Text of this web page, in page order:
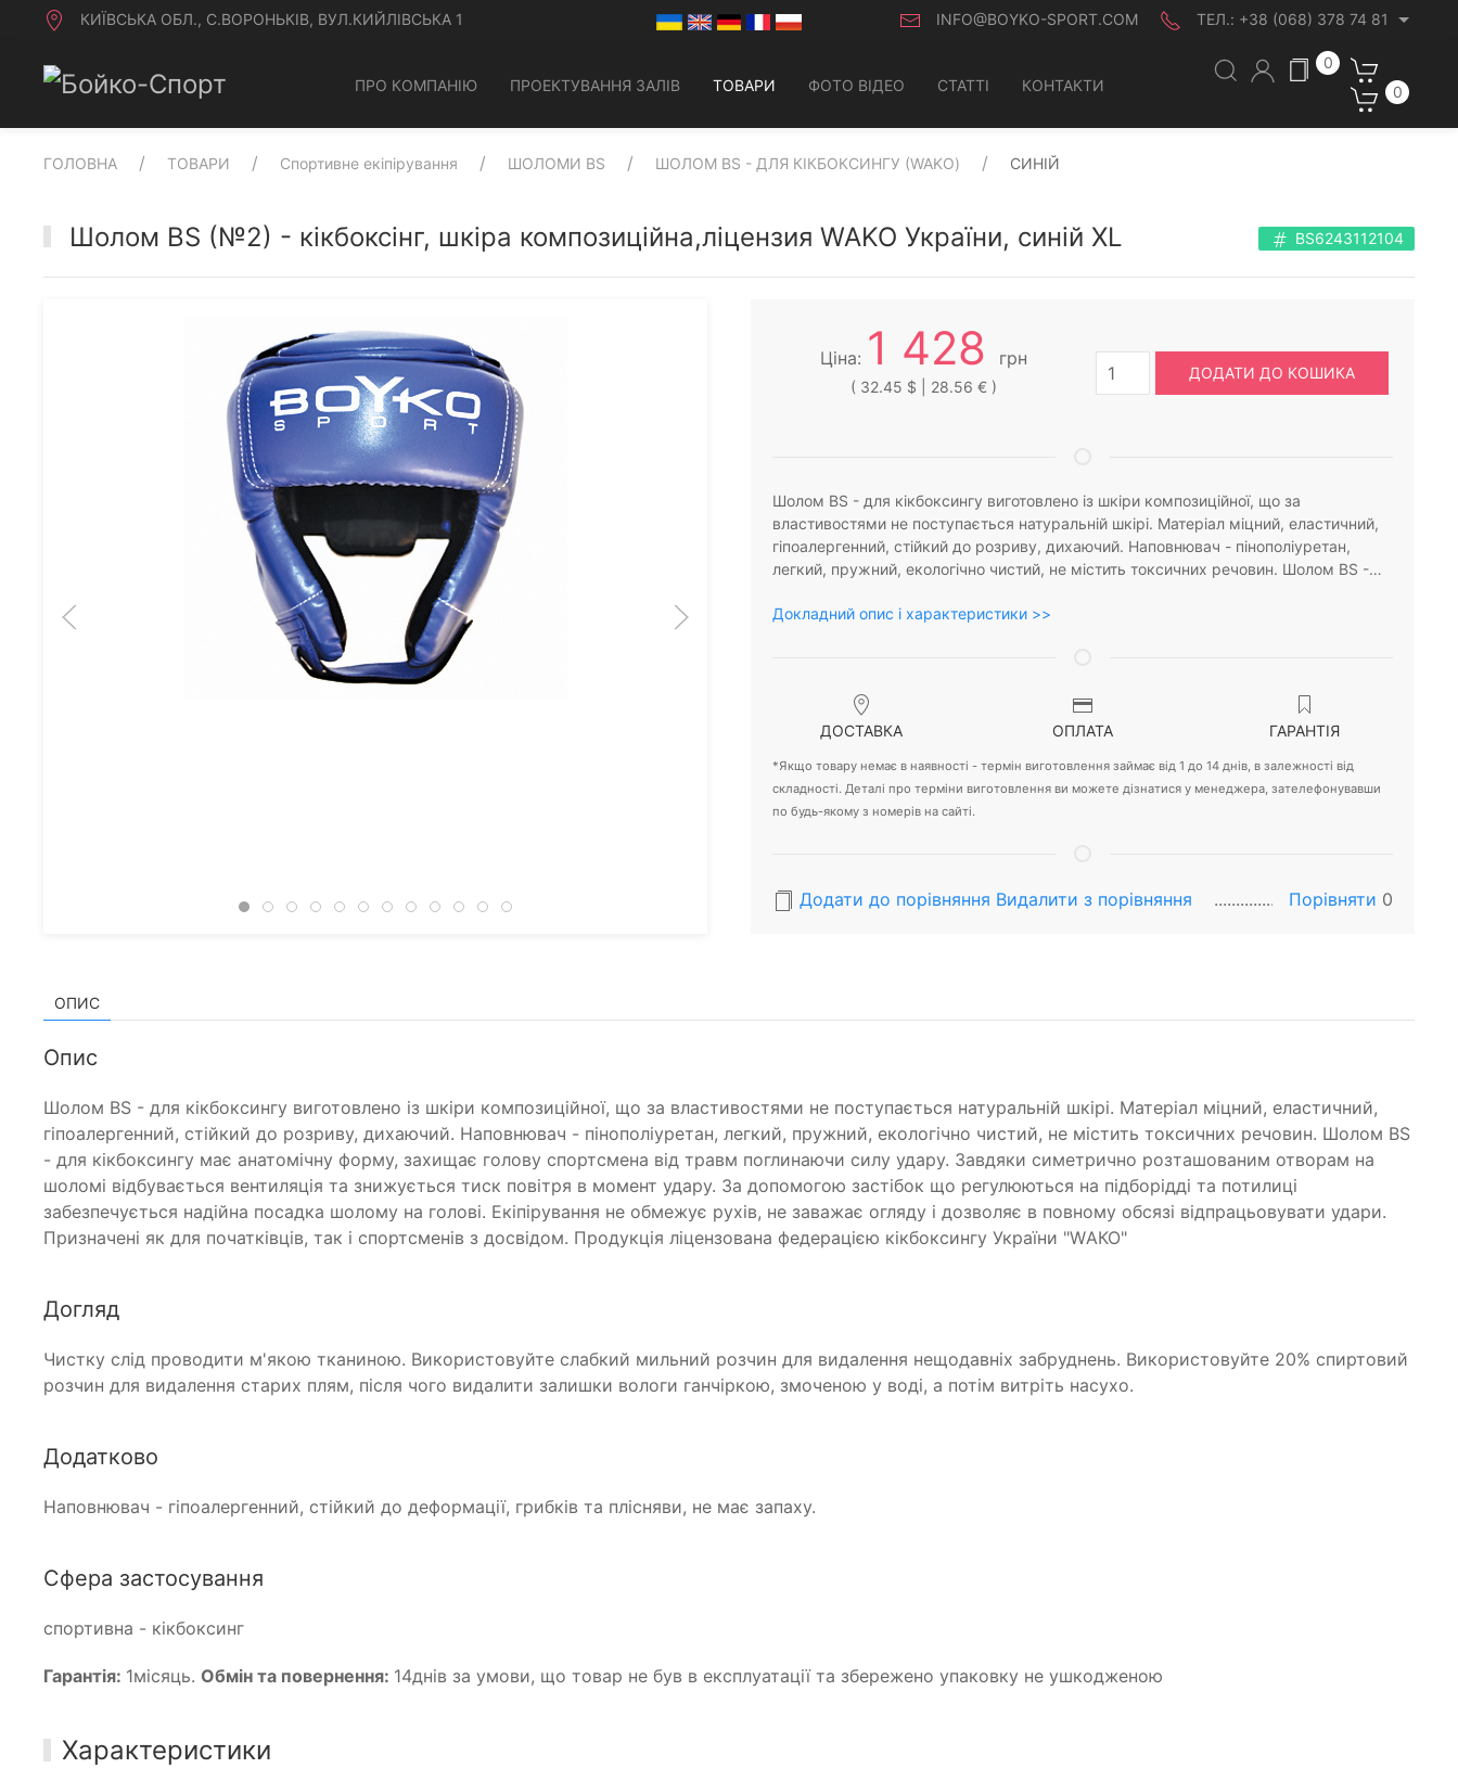
КИЇВСЬКА ОБЛ., С.ВОРОНЬКІВ, ВУЛ.КИЙЛІВСЬКА 1 INFO@BOYKO-SPORT.COM ТЕЛ.: +38 (068) 378 74 81
ПРО КОМПАНІЮ ПРОЕКТУВАННЯ ЗАЛІВ ТОВАРИ ФОТО ВІДЕО СТАТТІ КОНТАКТИ
0
0
ГОЛОВНА ТОВАРИ Спортивне екіпірування ШОЛОМИ BS ШОЛОМ BS - ДЛЯ КІКБОКСИНГУ (WAKO) СИНІЙ
Шолом BS (№2) - кікбоксінг, шкіра композиційна,ліцензия WAKO України, синій XL BS6243112104
Ціна: 1 428 грн
( 32.45 $ | 28.56 € )
ДОДАТИ ДО КОШИКА
Шолом BS - для кікбоксингу виготовлено із шкіри композиційної, що за
властивостями не поступається натуральній шкірі. Матеріал міцний, еластичний,
гіпоалергенний, стійкий до розриву, дихаючий. Наповнювач - пінополіуретан,
легкий, пружний, екологічно чистий, не містить токсичних речовин. Шолом BS -…
Докладний опис і характеристики >>
ДОСТАВКА ОПЛАТА ГАРАНТІЯ
*Якщо товару немає в наявності - термін виготовлення займає від 1 до 14 днів, в залежності від
складності. Деталі про терміни виготовлення ви можете дізнатися у менеджера, зателефонувавши
по будь-якому з номерів на сайті.
Додати до порівняння Видалити з порiвняння Порівняти 0
ОПИС
Опис
Шолом BS - для кікбоксингу виготовлено із шкіри композиційної, що за властивостями не поступається натуральній шкірі. Матеріал міцний, еластичний,
гіпоалергенний, стійкий до розриву, дихаючий. Наповнювач - пінополіуретан, легкий, пружний, екологічно чистий, не містить токсичних речовин. Шолом BS
- для кікбоксингу має анатомічну форму, захищає голову спортсмена від травм поглинаючи силу удару. Завдяки симетрично розташованим отворам на
шоломі відбувається вентиляція та знижується тиск повітря в момент удару. За допомогою застібок що регулюються на підборідді та потилиці
забезпечується надійна посадка шолому на голові. Екіпірування не обмежує рухів, не заважає огляду і дозволяє в повному обсязі відпрацьовувати удари.
Призначені як для початківців, так і спортсменів з досвідом. Продукція ліцензована федерацією кікбоксингу України "WАКО"
Догляд
Чистку слід проводити м'якою тканиною. Використовуйте слабкий мильний розчин для видалення нещодавніх забруднень. Використовуйте 20% спиртовий
розчин для видалення старих плям, після чого видалити залишки вологи ганчіркою, змоченою у воді, а потім витріть насухо.
Додатково
Наповнювач - гіпоалергенний, стійкий до деформації, грибків та плісняви, не має запаху.
Сфера застосування
спортивна - кікбоксинг
Гарантія: 1місяць. Обмін та повернення: 14днів за умови, що товар не був в експлуатації та збережено упаковку не ушкодженою
Характеристики